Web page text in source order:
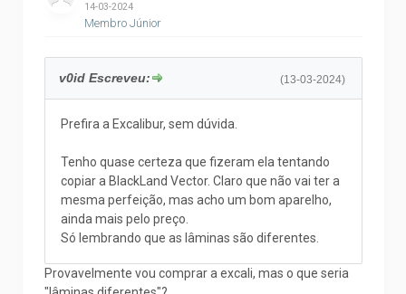
14-03-2024
Membro Júnior
(13-03-2024)
v0id Escreveu:
Prefira a Excalibur, sem dúvida.
Tenho quase certeza que fizeram ela tentando
copiar a BlackLand Vector. Claro que não vai ter a
mesma perfeição, mas acho um bom aparelho,
ainda mais pelo preço.
Só lembrando que as lâminas são diferentes.
Provavelmente vou comprar a excali, mas o que seria